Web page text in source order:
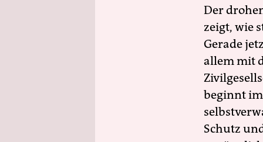
Der
zeigt, wie
Gerade
allem mit
beginnt
Schutz